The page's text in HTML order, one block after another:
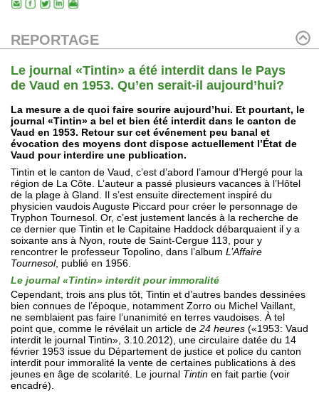
REPORTAGE
Le journal «Tintin» a été interdit dans le Pays
de Vaud en 1953. Qu’en serait-il aujourd’hui?
La mesure a de quoi faire sourire aujourd’hui. Et pourtant, le
journal «Tintin» a bel et bien été interdit dans le canton de
Vaud en 1953. Retour sur cet événement peu banal et
évocation des moyens dont dispose actuellement l’État de
Vaud pour interdire une publication.
Tintin et le canton de Vaud, c’est d’abord l’amour d’Hergé pour la
région de La Côte. L’auteur a passé plusieurs vacances à l’Hôtel
de la plage à Gland. Il s’est ensuite directement inspiré du
physicien vaudois Auguste Piccard pour créer le personnage de
Tryphon Tournesol. Or, c’est justement lancés à la recherche de
ce dernier que Tintin et le Capitaine Haddock débarquaient il y a
soixante ans à Nyon, route de Saint-Cergue 113, pour y
rencontrer le professeur Topolino, dans l’album L’Affaire
Tournesol, publié en 1956.
Le journal «Tintin» interdit pour immoralité
Cependant, trois ans plus tôt, Tintin et d’autres bandes dessinées
bien connues de l’époque, notamment Zorro ou Michel Vaillant,
ne semblaient pas faire l’unanimité en terres vaudoises. À tel
point que, comme le révélait un article de 24 heures («1953: Vaud
interdit le journal Tintin», 3.10.2012), une circulaire datée du 14
février 1953 issue du Département de justice et police du canton
interdit pour immoralité la vente de certaines publications à des
jeunes en âge de scolarité. Le journal Tintin en fait partie (voir
encadré).